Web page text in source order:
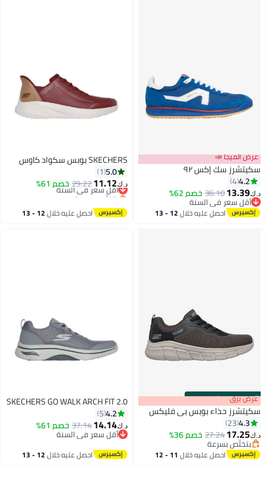
4
عرض الميجا 📣
سكيتشرز سك إكس ٩٢
4.2
4
د.ك‏13.39
36.10خصم 62%
أقل سعر في السنة
أقل سعر في السنة
احصل عليه خلال 12 - 13
SKECHERS بوبس سكواد كاوس
5.0
1
د.ك‏11.12
29.22خصم 61%
أقل سعر في السنة
بتخلّص بسرعة
أقل سعر في السنة
احصل عليه خلال 12 - 13
00m:00s
·باقي 100%
4
عرض برق
سكيتشرز حذاء بوبس بي فليكس
4.3
23
د.ك‏17.25
27.24خصم 36%
بتخلّص بسرعة
بتخلّص بسرعةاحصل عليه خلال 11 - 12
SKECHERS GO WALK ARCH FIT 2.0
4.2
5
د.ك‏14.14
37.14خصم 61%
أقل سعر في السنة
أقل سعر في السنة
احصل عليه خلال 12 - 13